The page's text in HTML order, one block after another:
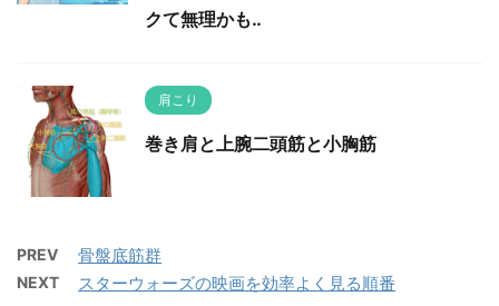
クて無理かも‥
肩こり
巻き肩と上腕二頭筋と小胸筋
PREV 骨盤底筋群
NEXT スターウォーズの映画を効率よく見る順番